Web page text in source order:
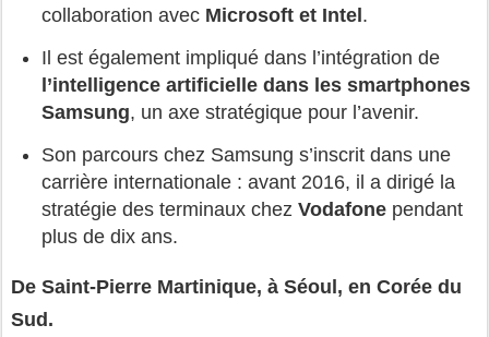
collaboration avec Microsoft et Intel .
Il est également impliqué dans l’intégration de
l’intelligence artificielle dans les smartphones
Samsung, un axe stratégique pour l’avenir.
Son parcours chez Samsung s’inscrit dans une
carrière internationale : avant 2016, il a dirigé la
stratégie des terminaux chez Vodafone pendant
plus de dix ans.
De Saint-Pierre Martinique, à Séoul, en Corée du
Sud.